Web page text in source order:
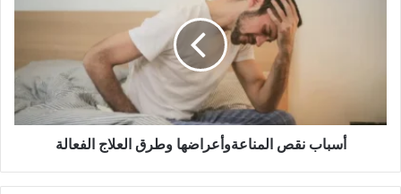
أسباب نقص المناعةوأعراضها وطرق العلاج الفعالة